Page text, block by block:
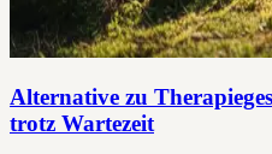
Alternative zu
trotz Wartezeit